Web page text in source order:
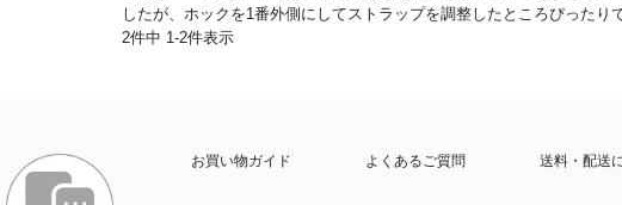
したが、ホックを1番外側にしてストラップを調整したところぴった
2件中 1-2件表示
お買い物ガイド よくあるご質問 送料・配送